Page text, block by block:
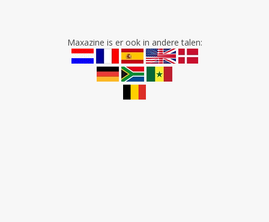
Maxazine is er ook in andere talen: